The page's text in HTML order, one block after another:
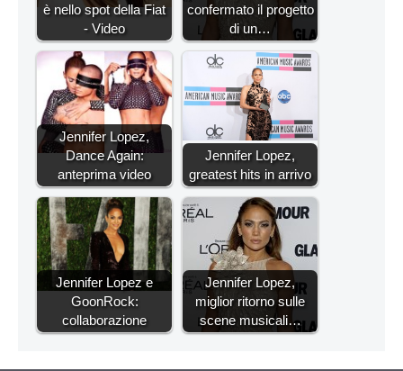
è nello spot della Fiat
- Video
confermato il progetto
di un…
Jennifer Lopez,
Dance Again:
anteprima video
Jennifer Lopez,
greatest hits in arrivo
Jennifer Lopez e
GoonRock:
collaborazione
Jennifer Lopez,
miglior ritorno sulle
scene musicali…